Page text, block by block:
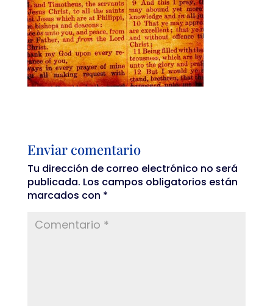
Enviar comentario
Tu dirección de correo electrónico no será
publicada. Los campos obligatorios están
marcados con *